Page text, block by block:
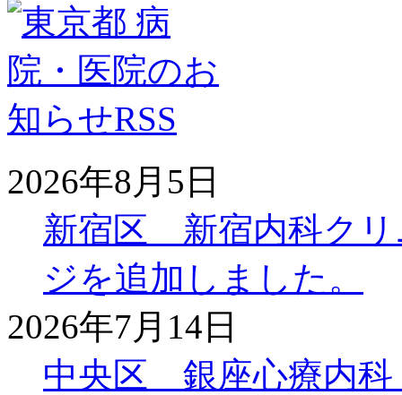
2026年8月5日
新宿区 新宿内科クリ
ジを追加しました。
2026年7月14日
中央区 銀座心療内科